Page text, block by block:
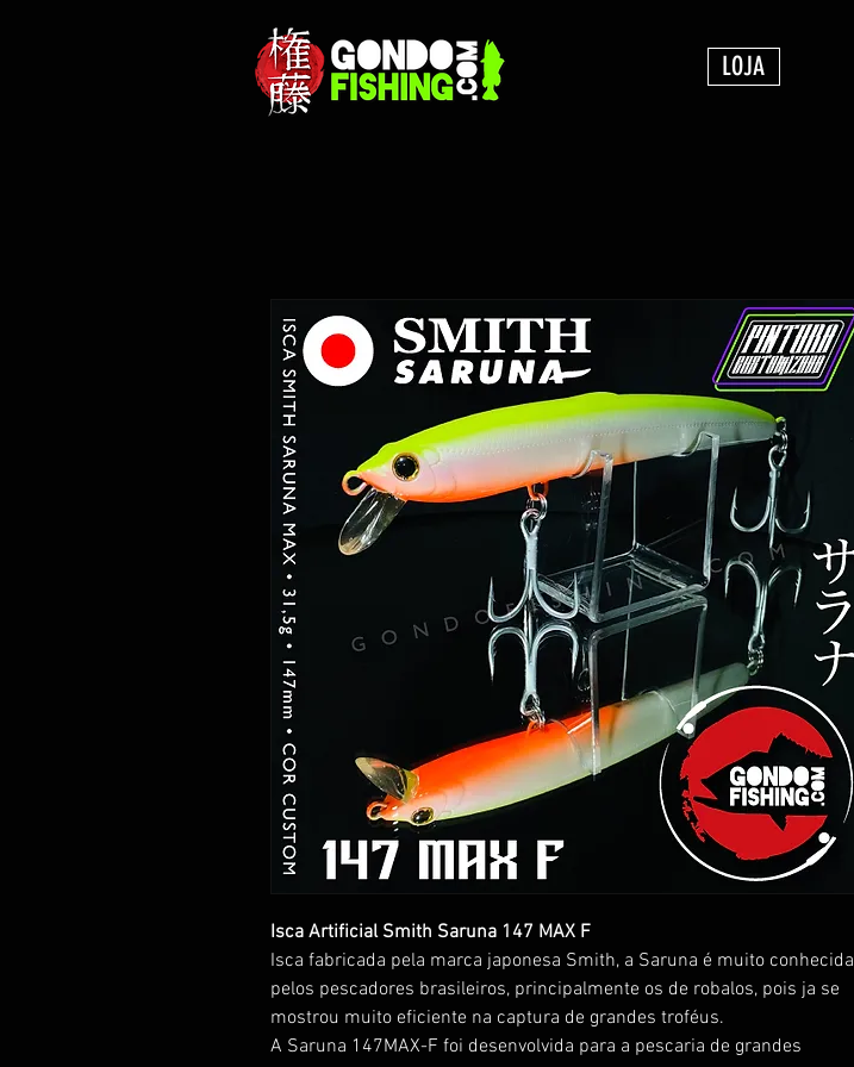
LOJA
Isca Artificial Smith Saruna 147 MAX F
Isca fabricada pela marca japonesa Smith, a Saruna é muito conhecida
pelos pescadores brasileiros, principalmente os de robalos, pois ja se
mostrou muito eficiente na captura de grandes troféus.
A Saruna 147MAX-F foi desenvolvida para a pescaria de grandes